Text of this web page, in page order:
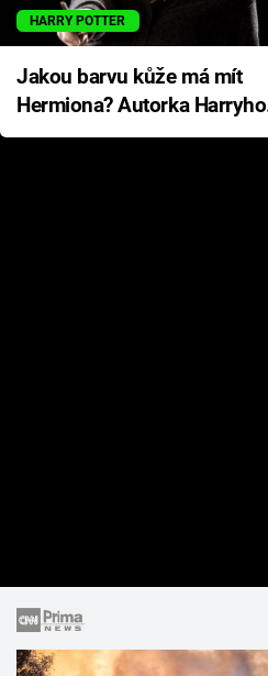
HARRY POTTER
Jakou barvu kůže má mít
Hermiona? Autorka Harryho
Pottera přišla s ráznou